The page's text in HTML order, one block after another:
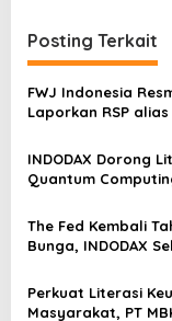
Posting Terkait
FWJ Indonesia
Laporkan RSP alias
INDODAX Dorong
Quantum
Blockchain
The Fed Kembali
Bunga, INDODAX
Sentimen Pasar
Perkuat Literasi
Masyarakat, PT